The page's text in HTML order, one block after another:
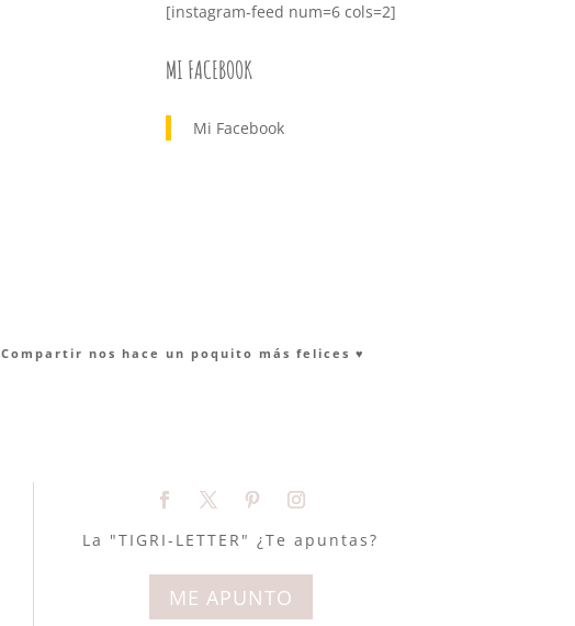
[instagram-feed num=6 cols=2]
MI FACEBOOK
Mi Facebook
Compartir nos hace un poquito más felices ♥︎
La "TIGRI-LETTER" ¿Te apuntas?
ME APUNTO